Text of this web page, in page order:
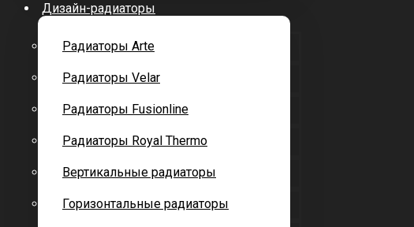
Дизайн-радиаторы
Радиаторы Arte
Радиаторы Velar
Радиаторы Fusionline
Радиаторы Royal Thermo
Вертикальные радиаторы
Горизонтальные радиаторы